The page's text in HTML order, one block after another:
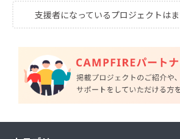
支援者になっているプロジェクトはま